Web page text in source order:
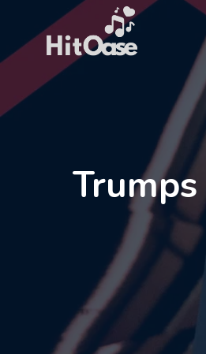
springen